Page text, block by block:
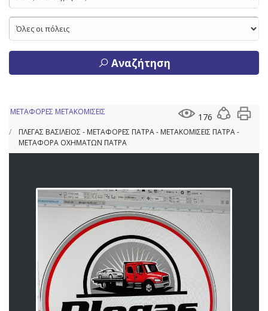
Αναζήτηση
176
ΜΕΤΑΦΟΡΕΣ ΜΕΤΑΚΟΜΙΣΕΙΣ
ΠΛΕΓΑΣ ΒΑΣΙΛΕΙΟΣ - ΜΕΤΑΦΟΡΕΣ ΠΑΤΡΑ - ΜΕΤΑΚΟΜΙΣΕΙΣ ΠΑΤΡΑ -
ΜΕΤΑΦΟΡΑ ΟΧΗΜΑΤΩΝ ΠΑΤΡΑ